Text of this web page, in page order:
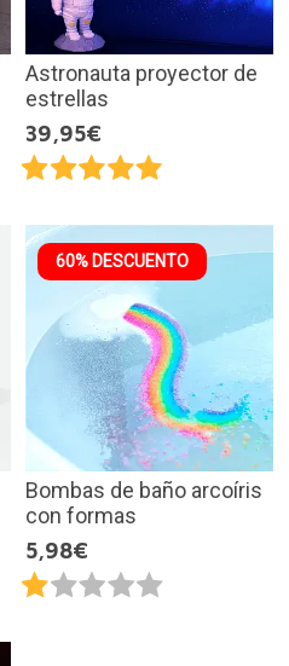
Astronauta proyector de
estrellas
39,95€
60% DESCUENTO
Bombas de baño arcoíris
con formas
5,98€